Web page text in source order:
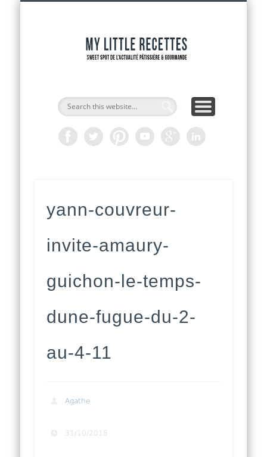
yann-couvreur-
invite-amaury-
guichon-le-temps-
dune-fugue-du-2-
au-4-11
Agathe
31/10/2018